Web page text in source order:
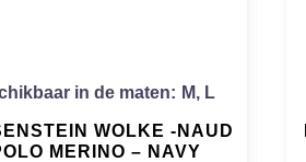
in de maten: M, L
WOLKE -NAUD
MERINO – NAVY